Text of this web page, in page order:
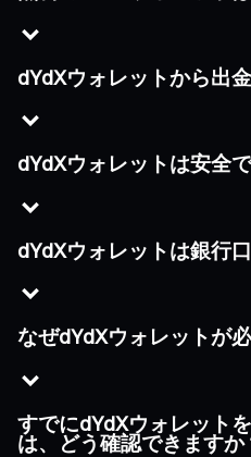
dYdXウォレットから出
dYdXウォレットは安全
dYdXウォレットは銀行
なぜdYdXウォレットが
すでにdYdXウォレット
は、どう確認できますか